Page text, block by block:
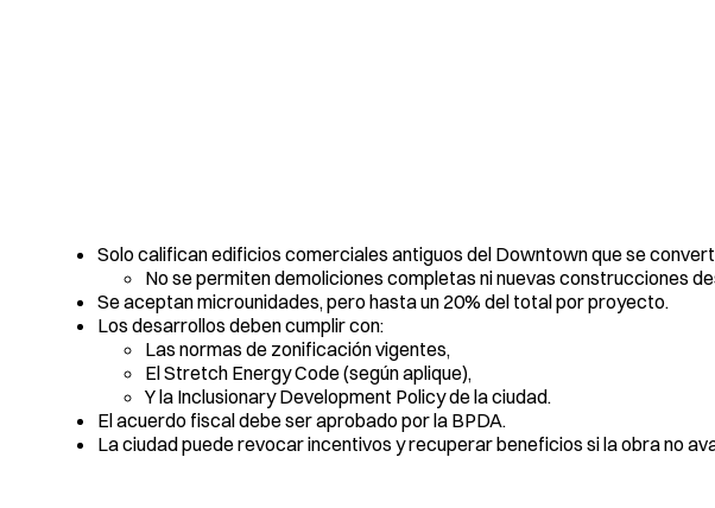
Solo califican edificios comerciales antiguos del Downtown que se
No se permiten demoliciones completas ni nuevas construcciones
Se aceptan microunidades, pero hasta un 20% del total por proyecto.
Los desarrollos deben cumplir con:
Las normas de zonificación vigentes,
El Stretch Energy Code (según aplique),
Y la Inclusionary Development Policy de la ciudad.
El acuerdo fiscal debe ser aprobado por la BPDA.
La ciudad puede revocar incentivos y recuperar beneficios si la obra no